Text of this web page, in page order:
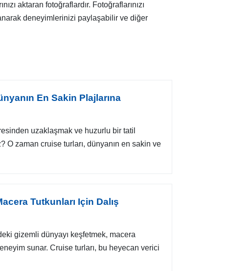
aktaran fotoğraflardır. Fotoğraflarınızı
deneyimlerinizi paylaşabilir ve diğer
En Sakin Plajlarına
uzaklaşmak ve huzurlu bir tatil
O zaman cruise turları, dünyanın en sakin ve
Tutkunları Için Dalış
gizemli dünyayı keşfetmek, macera
sunar. Cruise turları, bu heyecan verici